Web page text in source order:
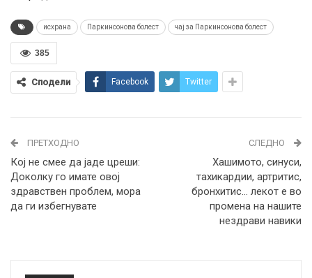
исхрана Паркинсонова болест чај за Паркинсонова болест
385
Сподели Facebook Twitter
ПРЕТХОДНО
Кој не смее да јаде цреши:
Доколку го имате овој
здравствен проблем, мора
да ги избегнувате
СЛЕДНО
Хашимото, синуси,
тахикардии, артритис,
бронхитис… лекот е во
промена на нашите
нездрави навики